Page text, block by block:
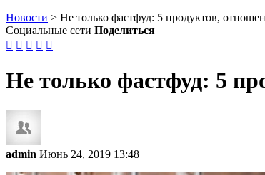
Новости > Не только фастфуд: 5 продуктов,
Социальные сети Поделиться
    
Не только фастфуд: 5
admin Июнь 24, 2019 13:48